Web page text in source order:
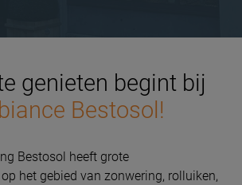
genieten begint bij
Bestosol!
Bestosol heeft grote
het gebied van zonwering, rolluiken,